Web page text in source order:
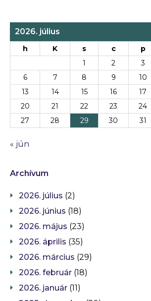
2026. július
h K s c p
1
2 3
6
7 8 9 10
13
14 15 16 17
20
21 22 23 24
27
28 29 30 31
« jún
Archívum
2026. július (2)
2026. június (18)
2026. május (23)
2026. április (35)
2026. március (29)
2026. február (18)
2026. január (11)